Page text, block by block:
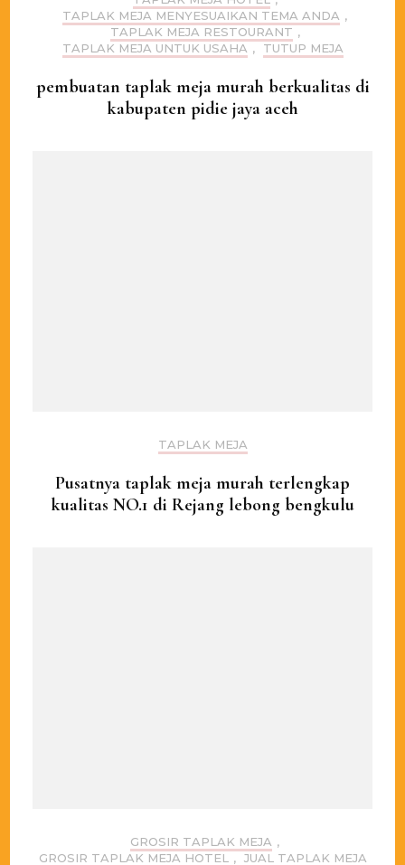
TAPLAK MEJA MENYESUAIKAN TEMA ANDA ,
TAPLAK MEJA RESTOURANT ,
TAPLAK MEJA UNTUK USAHA , TUTUP MEJA
pembuatan taplak meja murah berkualitas di
kabupaten pidie jaya aceh
TAPLAK MEJA
Pusatnya taplak meja murah terlengkap
kualitas NO.1 di Rejang lebong bengkulu
GROSIR TAPLAK MEJA ,
GROSIR TAPLAK MEJA HOTEL
, JUAL TAPLAK MEJA